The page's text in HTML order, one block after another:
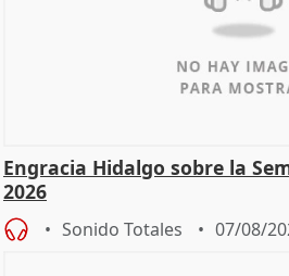
Engracia Hidalgo sobre la
2026
Sonido Totales 07/08/